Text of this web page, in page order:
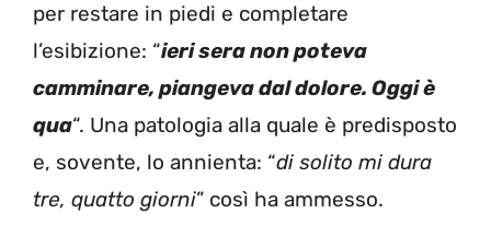
per restare in piedi e completare
l’esibizione: “ieri sera non poteva
camminare, piangeva dal dolore. Oggi è
qua“. Una patologia alla quale è predisposto
e, sovente, lo annienta: “di solito mi dura
tre, quatto giorni” così ha ammesso.